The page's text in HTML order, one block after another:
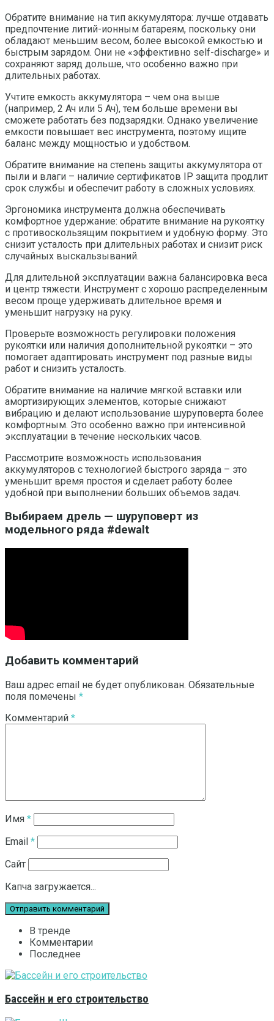
Обратите внимание на тип аккумулятора: лучше отдавать
предпочтение литий-ионным батареям, поскольку они
обладают меньшим весом, более высокой емкостью и
быстрым зарядом. Они не «эффективно self-discharge» и
сохраняют заряд дольше, что особенно важно при
длительных работах.
Учтите емкость аккумулятора – чем она выше
(например, 2 Ач или 5 Ач), тем больше времени вы
сможете работать без подзарядки. Однако увеличение
емкости повышает вес инструмента, поэтому ищите
баланс между мощностью и удобством.
Обратите внимание на степень защиты аккумулятора от
пыли и влаги – наличие сертификатов IP защита продлит
срок службы и обеспечит работу в сложных условиях.
Эргономика инструмента должна обеспечивать
комфортное удержание: обратите внимание на рукоятку
с противоскользящим покрытием и удобную форму. Это
снизит усталость при длительных работах и снизит риск
случайных выскальзываний.
Для длительной эксплуатации важна балансировка веса
и центр тяжести. Инструмент с хорошо распределенным
весом проще удерживать длительное время и
уменьшит нагрузку на руку.
Проверьте возможность регулировки положения
рукоятки или наличия дополнительной рукоятки – это
помогает адаптировать инструмент под разные виды
работ и снизить усталость.
Обратите внимание на наличие мягкой вставки или
амортизирующих элементов, которые снижают
вибрацию и делают использование шуруповерта более
комфортным. Это особенно важно при интенсивной
эксплуатации в течение нескольких часов.
Рассмотрите возможность использования
аккумуляторов с технологией быстрого заряда – это
уменьшит время простоя и сделает работу более
удобной при выполнении больших объемов задач.
Выбираем дрель — шуруповерт из
модельного ряда #dewalt
Добавить комментарий
Ваш адрес email не будет опубликован. Обязательные
поля помечены *
Комментарий *
Имя *
Email *
Сайт
Капча загружается...
В тренде
Комментарии
Последнее
Бассейн и его строительство